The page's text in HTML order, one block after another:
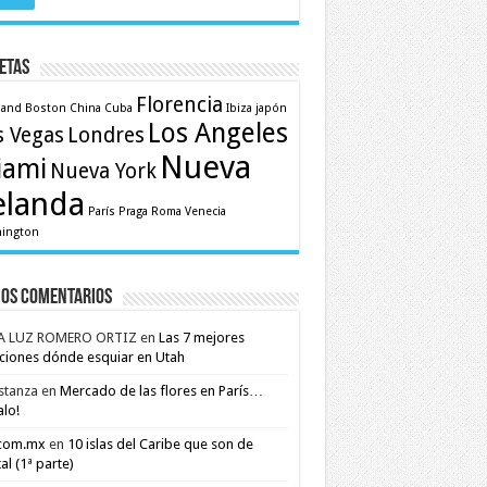
Boston China Cuba Florencia Ibiza japón
Vegas Londres Los Angeles
Nueva York Nueva
París Praga Roma Venecia
comentarios
LUZ ROMERO ORTIZ en Las 7 mejores
dónde esquiar en Utah
en Mercado de las flores en París…
en 10 islas del Caribe que son de
(1ª parte)